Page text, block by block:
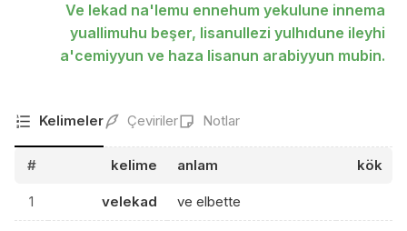
Ve lekad na'lemu ennehum yekulune innema
yuallimuhu beşer, lisanullezi yulhıdune ileyhi
a'cemiyyun ve haza lisanun arabiyyun mubin.
Kelimeler Çeviriler Notlar
# kelime anlam kök
1 velekad ve elbette